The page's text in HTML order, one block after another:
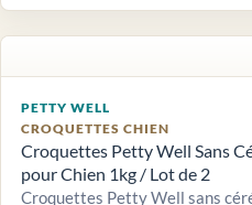
PETTY WELL
CROQUETTES CHIEN
Croquettes Petty Well Sans
pour Chien 1kg / Lot de 2
Croquettes Petty Well sans